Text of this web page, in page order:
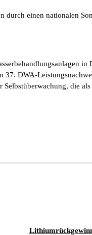
einen nationalen
in
DWA-
die